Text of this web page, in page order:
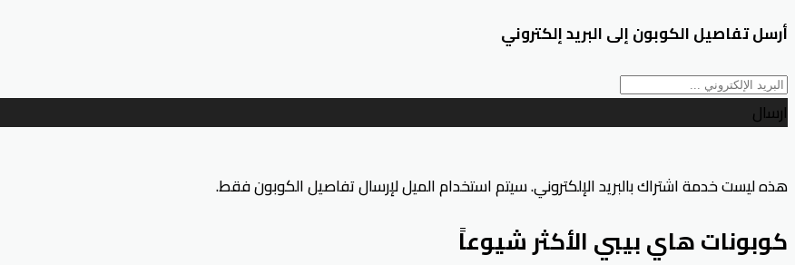
أرسل تفاصيل الكوبون إلى البريد إلكتروني
ارسال
هذه ليست خدمة اشتراك بالبريد الإلكتروني. سيتم استخدام الميل لإرسال تفاصيل الكوبون فقط.
كوبونات هاي بيبي الأكثر شيوعاً